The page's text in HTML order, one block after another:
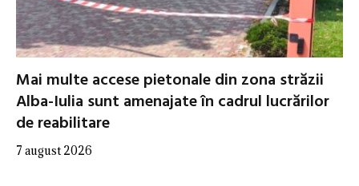
Mai multe accese pietonale din zona străzii
Alba-Iulia sunt amenajate în cadrul lucrărilor
de reabilitare
7 august 2026